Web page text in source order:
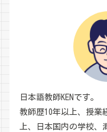
日本語教師KENです。
教師歴10年以上、授業
上、日本国内の学校、